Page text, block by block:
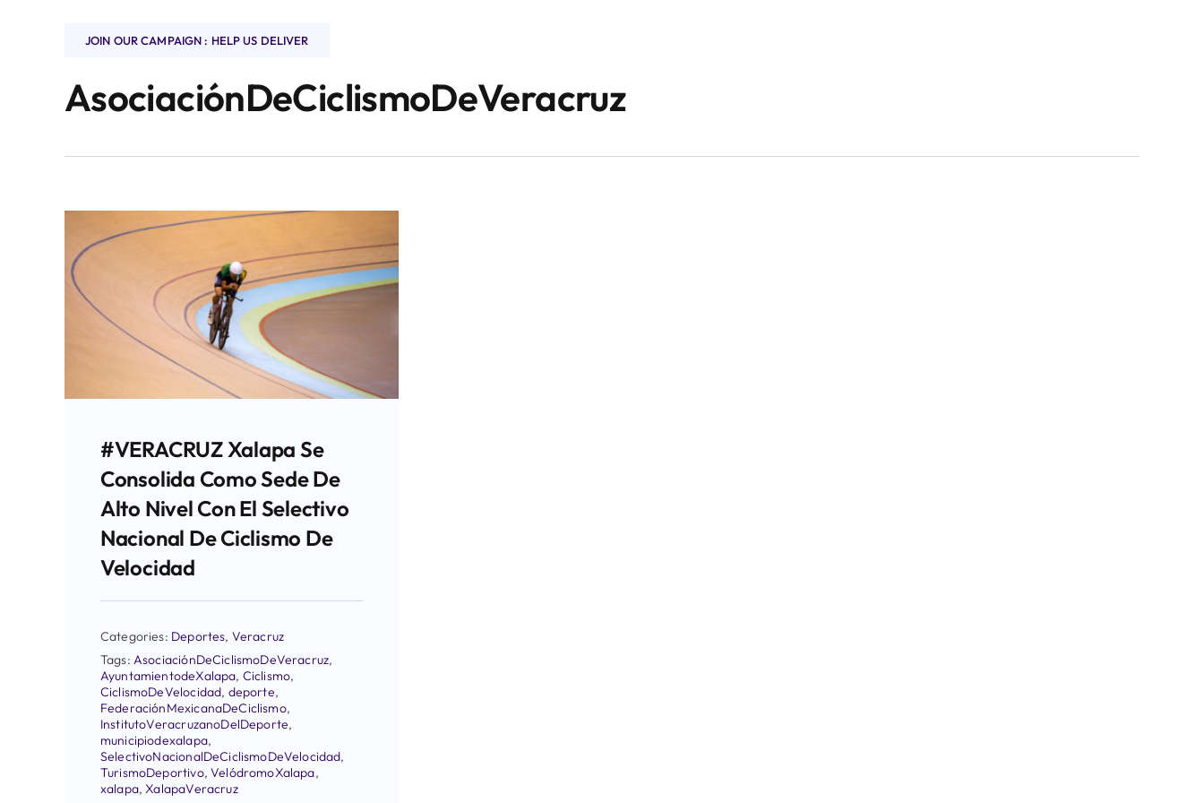
JOIN OUR CAMPAIGN : HELP US DELIVER
AsociaciónDeCiclismoDeVeracruz
#VERACRUZ Xalapa Se
Consolida Como Sede De
Alto Nivel Con El Selectivo
Nacional De Ciclismo De
Velocidad
Categories: Deportes, Veracruz
Tags: AsociaciónDeCiclismoDeVeracruz,
AyuntamientodeXalapa, Ciclismo,
CiclismoDeVelocidad, deporte,
FederaciónMexicanaDeCiclismo,
InstitutoVeracruzanoDelDeporte,
municipiodexalapa,
SelectivoNacionalDeCiclismoDeVelocidad,
TurismoDeportivo,VelódromoXalapa,
xalapa,XalapaVeracruz